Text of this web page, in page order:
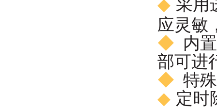
◆ 采用
应灵敏
◆ 内
部可进
◆ 特
◆ 定时